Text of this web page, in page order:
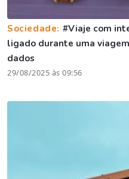
Sociedade: #Viaje com
ligado durante uma
dados
29/08/2025 às 09:56